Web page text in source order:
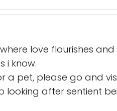
love flourishes
i know.
a pet, please go and
after sentient